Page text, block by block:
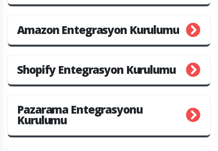
Amazon Entegrasyon Kurulumu
Shopify Entegrasyon Kurulumu
Pazarama Entegrasyonu
Kurulumu